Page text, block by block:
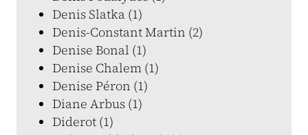
Denis Slatka (1)
Denis-Constant Martin (2)
Denise Bonal (1)
Denise Chalem (1)
Denise Péron (1)
Diane Arbus (1)
Diderot (1)